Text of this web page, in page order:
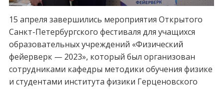
15 апреля завершились мероприятия Открытого
Санкт-Петербургского фестиваля для учащихся
образовательных учреждений «Физический
фейерверк — 2023», который был организован
сотрудниками кафедры методики обучения физике
и студентами института физики Герценовского